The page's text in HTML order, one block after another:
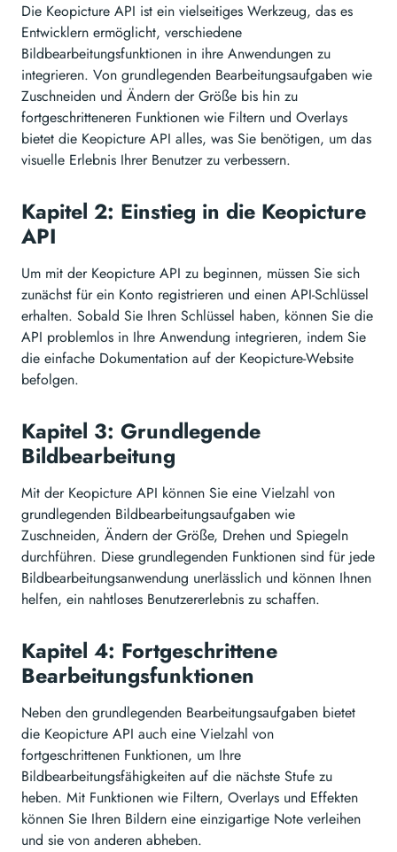
Die Keopicture API ist ein vielseitiges Werkzeug, das es
Entwicklern ermöglicht, verschiedene
Bildbearbeitungsfunktionen in ihre Anwendungen zu
integrieren. Von grundlegenden Bearbeitungsaufgaben wie
Zuschneiden und Ändern der Größe bis hin zu
fortgeschritteneren Funktionen wie Filtern und Overlays
bietet die Keopicture API alles, was Sie benötigen, um das
visuelle Erlebnis Ihrer Benutzer zu verbessern.
Kapitel 2: Einstieg in die Keopicture
API
Um mit der Keopicture API zu beginnen, müssen Sie sich
zunächst für ein Konto registrieren und einen API-Schlüssel
erhalten. Sobald Sie Ihren Schlüssel haben, können Sie die
API problemlos in Ihre Anwendung integrieren, indem Sie
die einfache Dokumentation auf der Keopicture-Website
befolgen.
Kapitel 3: Grundlegende
Bildbearbeitung
Mit der Keopicture API können Sie eine Vielzahl von
grundlegenden Bildbearbeitungsaufgaben wie
Zuschneiden, Ändern der Größe, Drehen und Spiegeln
durchführen. Diese grundlegenden Funktionen sind für jede
Bildbearbeitungsanwendung unerlässlich und können Ihnen
helfen, ein nahtloses Benutzererlebnis zu schaffen.
Kapitel 4: Fortgeschrittene
Bearbeitungsfunktionen
Neben den grundlegenden Bearbeitungsaufgaben bietet
die Keopicture API auch eine Vielzahl von
fortgeschrittenen Funktionen, um Ihre
Bildbearbeitungsfähigkeiten auf die nächste Stufe zu
heben. Mit Funktionen wie Filtern, Overlays und Effekten
können Sie Ihren Bildern eine einzigartige Note verleihen
und sie von anderen abheben.